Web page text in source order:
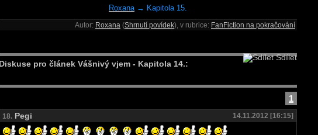
Roxana→ Kapitola 15.
Autor: Roxana (Shrnutí povídek), v rubrice: FanFiction na pokračování
Sdílet
Diskuse pro článek Vášnivý vjem - Kapitola 14.:
1
18. Pegi 14.11.2012 [16:15]